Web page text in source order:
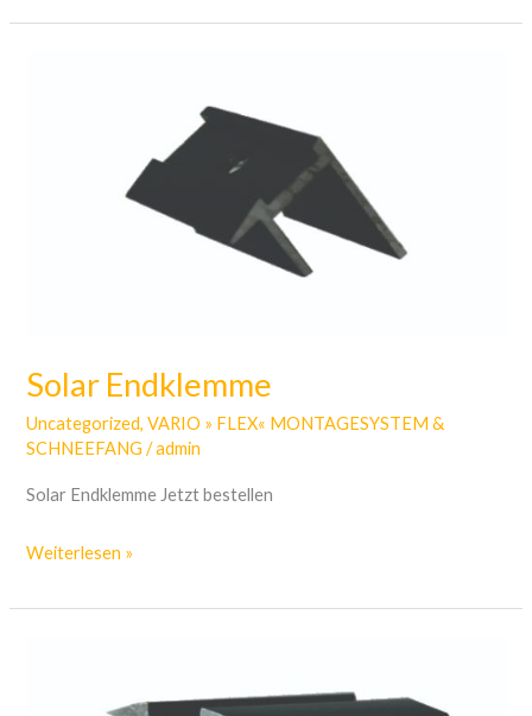
Solar Endklemme
Uncategorized,VARIO » FLEX« MONTAGESYSTEM &
SCHNEEFANG /admin
Solar Endklemme Jetzt bestellen
Weiterlesen »